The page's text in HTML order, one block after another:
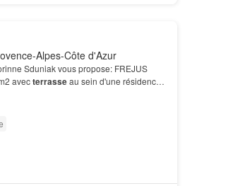
Alpes-Côte d'Azur
Sduniak vous propose: FREJUS
avecterrasseau sein d'une résidence
avec vue sur…